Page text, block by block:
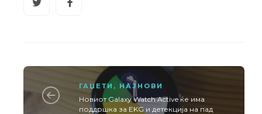
ГАЏЕТИ , НАЈНОВИ
Новиот Galaxy Watch Active ќе има
поддршка за EKG и детекција на пад